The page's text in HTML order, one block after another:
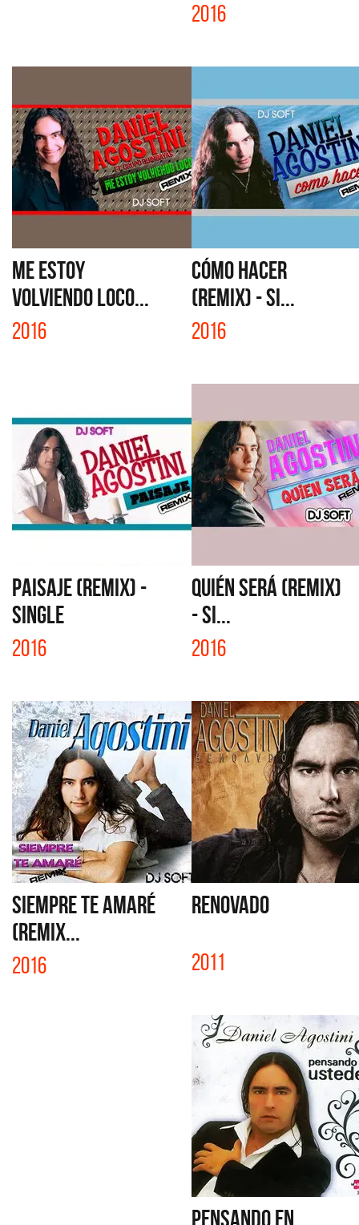
2016
ME ESTOY
VOLVIENDO LOCO...
2016
CÓMO HACER
(REMIX) - SI...
2016
PAISAJE (REMIX) -
SINGLE
2016
QUIÉN SERÁ (REMIX)
- SI...
2016
SIEMPRE TE AMARÉ
(REMIX...
2016
RENOVADO
2011
PENSANDO EN